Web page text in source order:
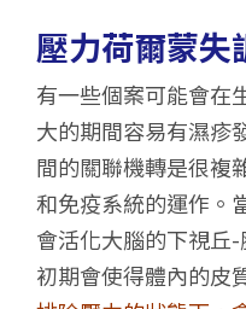
壓力荷爾蒙失
有一些個案可能會在
大的期間容易有濕疹
間的關聯機轉是很複
和免疫系統的運作。
會活化大腦的下視丘-
初期會使得體內的皮